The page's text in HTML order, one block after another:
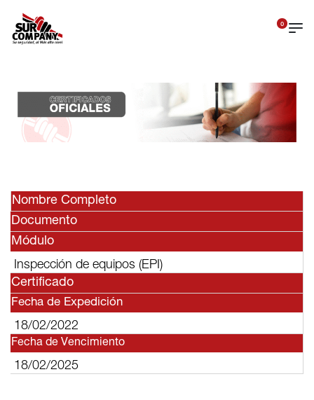
0
Nombre Completo
Documento
Módulo
Inspección de equipos (EPI)
Certificado
Fecha de Expedición
18/02/2022
Fecha de Vencimiento
18/02/2025